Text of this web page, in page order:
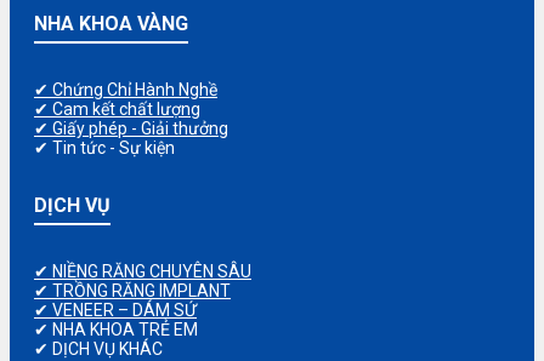
NHA KHOA VÀNG
✔ Chứng Chỉ Hành Nghề
✔ Cam kết chất lượng
✔ Giấy phép - Giải thưởng
✔ Tin tức - Sự kiện
DỊCH VỤ
✔ NIỀNG RĂNG CHUYÊN SÂU
✔ TRỒNG RĂNG IMPLANT
✔ VENEER – DÁM SỨ
✔ NHA KHOA TRẺ EM
✔ DỊCH VỤ KHÁC